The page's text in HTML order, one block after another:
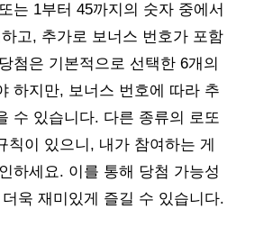
는 1부터 45까지의 숫자 중에서
고, 추가로 보너스 번호가 포함
첨은 기본적으로 선택한 6개의
하지만, 보너스 번호에 따라 추
수 있습니다. 다른 종류의 로또
칙이 있으니, 내가 참여하는 게
하세요. 이를 통해 당첨 가능성
욱 재미있게 즐길 수 있습니다.